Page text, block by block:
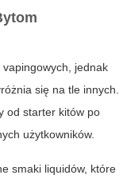
jednak
się na tle innych.
od starter kitów po
użytkowników.
smaki liquidów, które